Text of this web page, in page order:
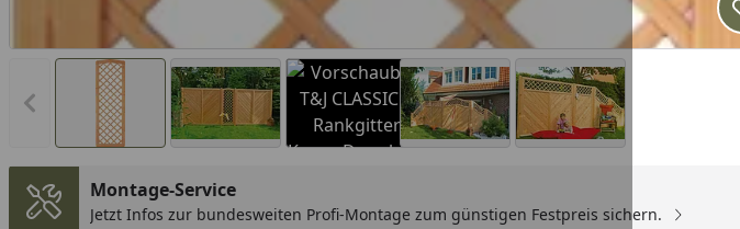
Vorheriges Bild anzeigen
Montage-Service
Jetzt Infos zur bundesweiten Profi-Montage zum günstigen Festpreis sichern.